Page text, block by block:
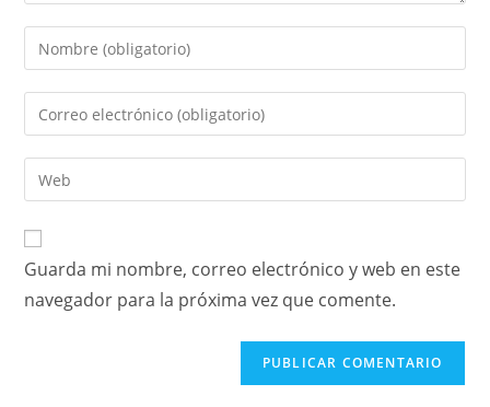
Guarda mi nombre, correo electrónico y web en este
navegador para la próxima vez que comente.